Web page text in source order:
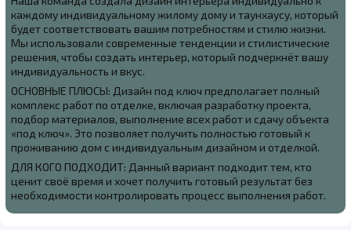
каждому индивидуальному жилому дому и таунхаусу, который
будет соответствовать вашим потребностям и стилю жизни.
Мы использовали современные тенденции и стилистические
решения, чтобы создать интерьер, который подчеркнёт вашу
индивидуальность и вкус.
ОСНОВНЫЕ ПЛЮСЫ: Дизайн под ключ предполагает полный
комплекс работ по отделке, включая разработку проекта,
подбор материалов, выполнение всех работ и сдачу объекта
«под ключ». Это позволяет получить полностью готовый к
проживанию дом с индивидуальным дизайном и отделкой.
ДЛЯ КОГО ПОДХОДИТ: Данный вариант подходит тем, кто
ценит своё время и хочет получить готовый результат без
необходимости контролировать процесс выполнения работ.